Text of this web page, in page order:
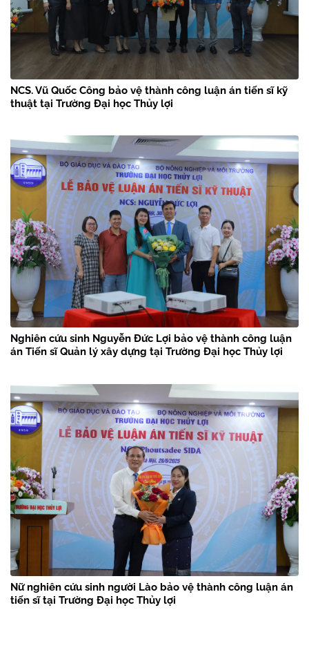
NCS. Vũ Quốc Công bảo vệ thành công luận án tiến sĩ kỹ
thuật tại Trường Đại học Thủy lợi
Nghiên cứu sinh Nguyễn Đức Lợi bảo vệ thành công luận
án Tiến sĩ Quản lý xây dựng tại Trường Đại học Thủy lợi
Nữ nghiên cứu sinh người Lào bảo vệ thành công luận án
tiến sĩ tại Trường Đại học Thủy lợi